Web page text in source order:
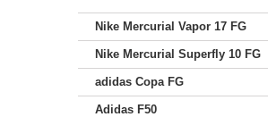
Nike Mercurial Vapor 17 FG
Nike Mercurial Superfly 10 FG
adidas Copa FG
Adidas F50